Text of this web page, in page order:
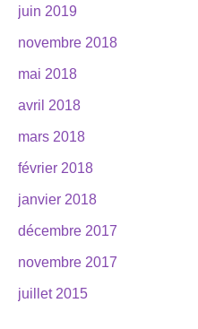
juin 2019
novembre 2018
mai 2018
avril 2018
mars 2018
février 2018
janvier 2018
décembre 2017
novembre 2017
juillet 2015